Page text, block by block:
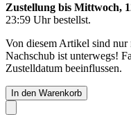
Zustellung bis Mittwoch,
23:59 Uhrbestellst.
Von diesem Artikel sind nur
Nachschub ist unterwegs!
Zustelldatum beeinflussen.
In den Warenkorb